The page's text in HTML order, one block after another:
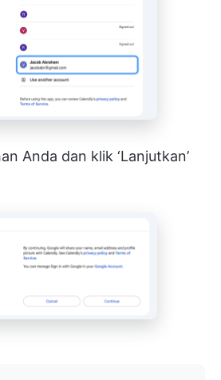
Anda dan klik ‘Lanjutkan’